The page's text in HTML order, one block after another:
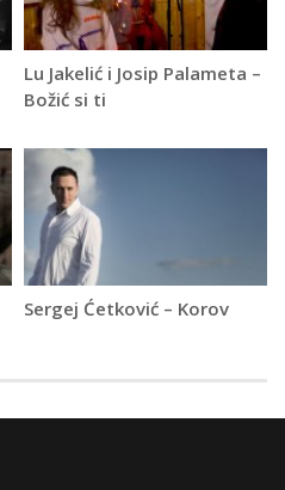
Lu Jakelić i Josip Palameta –
Božić si ti
Sergej Ćetković – Korov